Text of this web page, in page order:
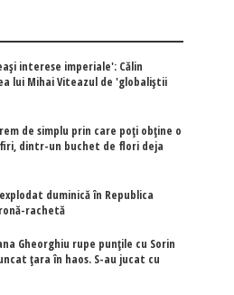
interese imperiale': Călin
lui Mihai Viteazul de 'globaliștii
de simplu prin care poți obține o
dintr-un buchet de flori deja
duminică în Republica
rachetă
Gheorghiu rupe punțile cu Sorin
țara în haos. S-au jucat cu